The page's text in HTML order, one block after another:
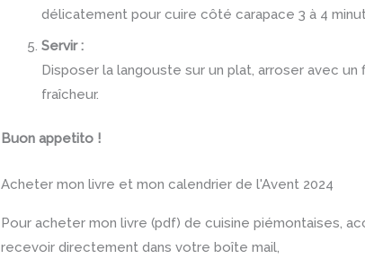
délicatement pour cuire côté carapace 3 à 4
Servir :
Disposer la langouste sur un plat, arroser avec un
fraîcheur.
Buon appetito !
Acheter mon livre et mon calendrier de l'Avent 2024
Pour acheter mon livre (pdf) de cuisine piémontaises,
recevoir directement dans votre boîte mail,